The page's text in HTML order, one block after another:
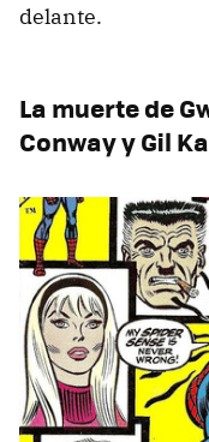
delante.
La muerte de
Conway y Gil